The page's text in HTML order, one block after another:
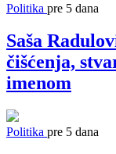
Politika pre 5 dana
Saša
čišćenja,
imenom
Politika pre 5 dana